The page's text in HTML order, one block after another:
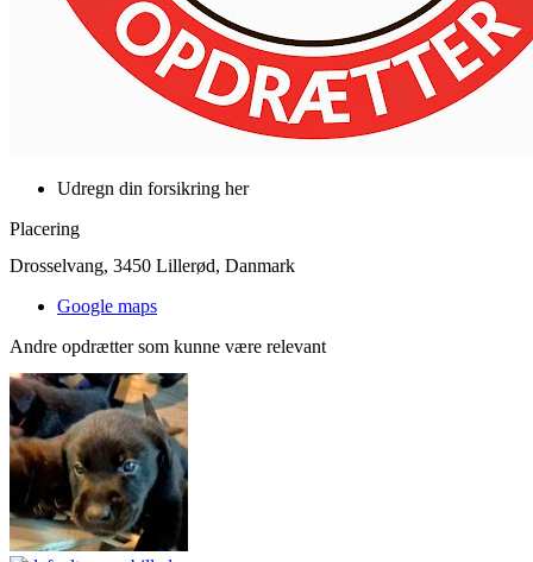
Udregn din forsikring her
Placering
Drosselvang, 3450 Lillerød, Danmark
Google maps
Andre opdrætter som kunne være relevant